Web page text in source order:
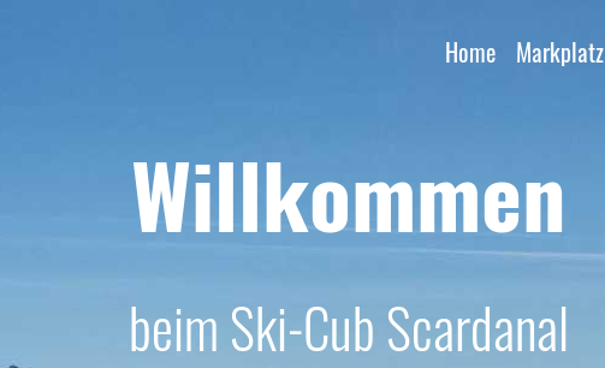
Home Markplatz
Willkommen
beim Ski-Cub Scardanal